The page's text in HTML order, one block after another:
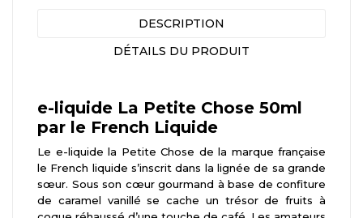
DESCRIPTION
DÉTAILS DU PRODUIT
e-liquide La Petite Chose 50ml
par le French Liquide
Le e-liquide la Petite Chose de la marque française
le French liquide s’inscrit dans la lignée de sa grande
sœur. Sous son cœur gourmand à base de confiture
de caramel vanillé se cache un trésor de fruits à